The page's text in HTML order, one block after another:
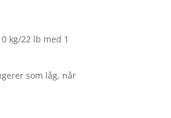
kg/22 lb med 1
som låg, når